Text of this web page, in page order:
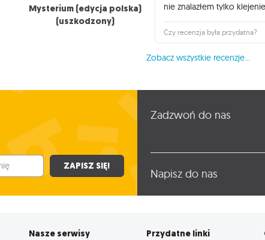
Mysterium (edycja polska)
(uszkodzony)
nie znalazłem tylko
Czy recenzja była przydatna?
Zobacz wszystkie recenzje...
ZAPISZ SIĘ!
Zadzwoń do nas
Napisz do nas
Nasze serwisy Przydatne linki